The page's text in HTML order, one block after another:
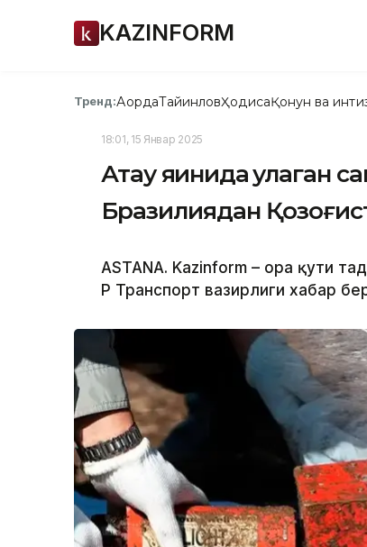
KAZINFORM
Тренд:АқордаТайинловҲодисаҚонун ва
18:01, 15 Январ 2025
Ақтау яқинида қулаган
Бразилиядан
ASTANA. Kazinform – Қора қути
ҚР Транспорт вазирлиги хабар